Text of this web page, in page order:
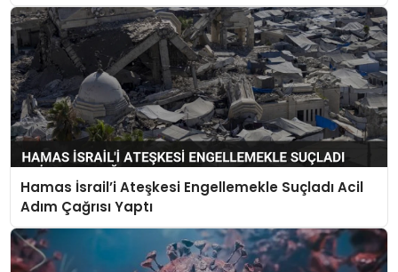
Hamas İsrail’i Ateşkesi Engellemekle Suçladı Acil
Adım Çağrısı Yaptı